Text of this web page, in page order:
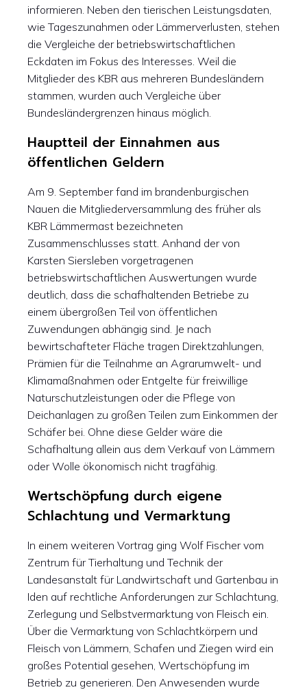
informieren. Neben den tierischen Leistungsdaten,
wie Tageszunahmen oder Lämmerverlusten, stehen
die Vergleiche der betriebswirtschaftlichen
Eckdaten im Fokus des Interesses. Weil die
Mitglieder des KBR aus mehreren Bundesländern
stammen, wurden auch Vergleiche über
Bundesländergrenzen hinaus möglich.
Hauptteil der Einnahmen aus
öffentlichen Geldern
Am 9. September fand im brandenburgischen
Nauen die Mitgliederversammlung des früher als
KBR Lämmermast bezeichneten
Zusammenschlusses statt. Anhand der von
Karsten Siersleben vorgetragenen
betriebswirtschaftlichen Auswertungen wurde
deutlich, dass die schafhaltenden Betriebe zu
einem übergroßen Teil von öffentlichen
Zuwendungen abhängig sind. Je nach
bewirtschafteter Fläche tragen Direktzahlungen,
Prämien für die Teilnahme an Agrarumwelt- und
Klimamaßnahmen oder Entgelte für freiwillige
Naturschutzleistungen oder die Pflege von
Deichanlagen zu großen Teilen zum Einkommen der
Schäfer bei. Ohne diese Gelder wäre die
Schafhaltung allein aus dem Verkauf von Lämmern
oder Wolle ökonomisch nicht tragfähig.
Wertschöpfung durch eigene
Schlachtung und Vermarktung
In einem weiteren Vortrag ging Wolf Fischer vom
Zentrum für Tierhaltung und Technik der
Landesanstalt für Landwirtschaft und Gartenbau in
Iden auf rechtliche Anforderungen zur Schlachtung,
Zerlegung und Selbstvermarktung von Fleisch ein.
Über die Vermarktung von Schlachtkörpern und
Fleisch von Lämmern, Schafen und Ziegen wird ein
großes Potential gesehen, Wertschöpfung im
Betrieb zu generieren. Den Anwesenden wurde